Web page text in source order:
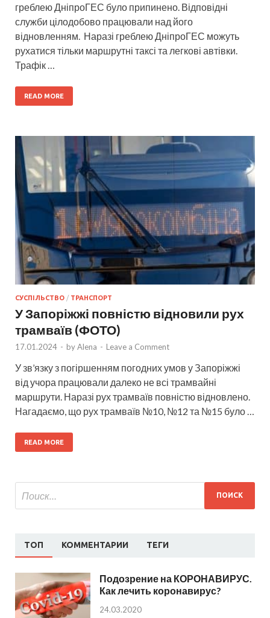
греблею ДніпроГЕС було припинено. Відповідні
служби цілодобово працювали над його
відновленням. Наразі греблею ДніпроГЕС можуть
рухатися тільки маршрутні таксі та легкові автівки.
Трафік …
READ MORE
СУСПІЛЬСТВО / ТРАНСПОРТ
У Запоріжжі повністю відновили рух
трамваїв (ФОТО)
17.01.2024 - byAlena - Leave a Comment
У зв’язку з погіршенням погодних умов у Запоріжжі
від учора працювали далеко не всі трамвайні
маршрути. Наразі рух трамваїв повністю відновлено.
Нагадаємо, що рух трамваїв №10, №12 та №15 було …
READ MORE
ТОП КОММЕНТАРИИ ТЕГИ
Подозрение на КОРОНАВИРУС.
Как лечить коронавирус?
24.03.2020